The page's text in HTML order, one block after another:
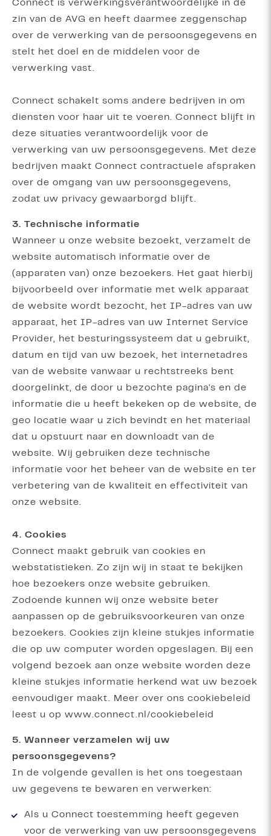
Connect is verwerkingsverantwoordelijke in de
zin van de AVG en heeft daarmee zeggenschap
over de verwerking van de persoonsgegevens en
stelt het doel en de middelen voor de
verwerking vast.
Connect schakelt soms andere bedrijven in om
diensten voor haar uit te voeren. Connect blijft in
deze situaties verantwoordelijk voor de
verwerking van uw persoonsgegevens. Met deze
bedrijven maakt Connect contractuele afspraken
over de omgang van uw persoonsgegevens,
zodat uw privacy gewaarborgd blijft.
3. Technische informatie
Wanneer u onze website bezoekt, verzamelt de
website automatisch informatie over de
(apparaten van) onze bezoekers. Het gaat hierbij
bijvoorbeeld over informatie met welk apparaat
de website wordt bezocht, het IP-adres van uw
apparaat, het IP-adres van uw Internet Service
Provider, het besturingssysteem dat u gebruikt,
datum en tijd van uw bezoek, het internetadres
van de website vanwaar u rechtstreeks bent
doorgelinkt, de door u bezochte pagina's en de
informatie die u heeft bekeken op de website, de
geo locatie waar u zich bevindt en het materiaal
dat u opstuurt naar en downloadt van de
website. Wij gebruiken deze technische
informatie voor het beheer van de website en ter
verbetering van de kwaliteit en effectiviteit van
onze website.
4. Cookies
Connect maakt gebruik van cookies en
webstatistieken. Zo zijn wij in staat te bekijken
hoe bezoekers onze website gebruiken.
Zodoende kunnen wij onze website beter
aanpassen op de gebruiksvoorkeuren van onze
bezoekers. Cookies zijn kleine stukjes informatie
die op uw computer worden opgeslagen. Bij een
volgend bezoek aan onze website worden deze
kleine stukjes informatie herkend wat uw bezoek
eenvoudiger maakt. Meer over ons cookiebeleid
leest u op www.connect.nl/cookiebeleid
5. Wanneer verzamelen wij uw
persoonsgegevens?
In de volgende gevallen is het ons toegestaan
uw gegevens te bewaren en verwerken:
Als u Connect toestemming heeft gegeven
voor de verwerking van uw persoonsgegevens